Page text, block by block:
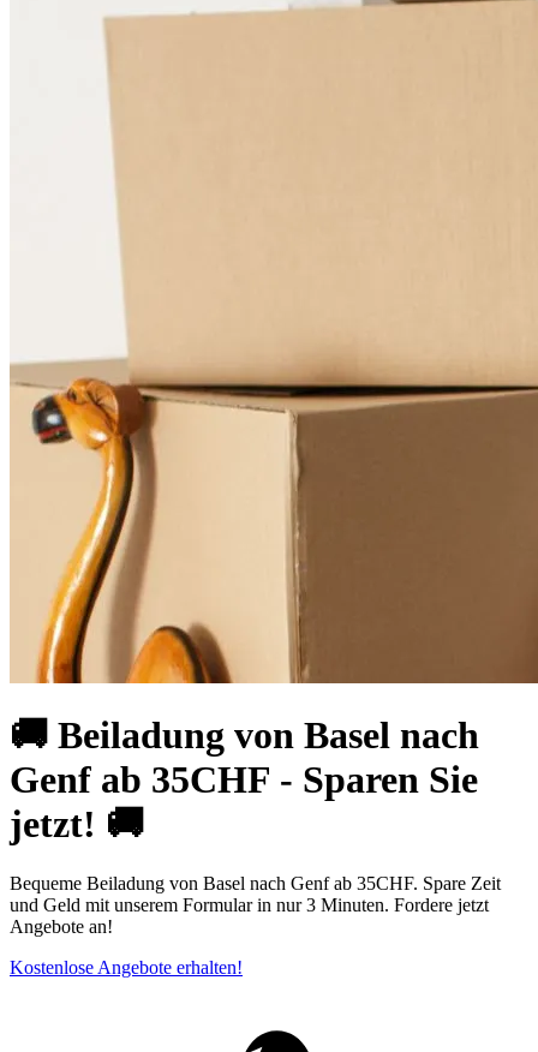
🚚 Beiladung von Basel nach
Genf ab 35CHF - Sparen Sie
jetzt! 🚚
Bequeme Beiladung von Basel nach Genf ab 35CHF. Spare Zeit
und Geld mit unserem Formular in nur 3 Minuten. Fordere jetzt
Angebote an!
Kostenlose Angebote erhalten!